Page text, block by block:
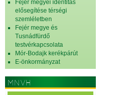
Fejér megyei identitás
elősegítése térségi
szemléletben
Fejér megye és
Tusnádfürdő
testvérkapcsolata
Mór-Bodajk kerékpárút
E-önkormányzat
MNVH